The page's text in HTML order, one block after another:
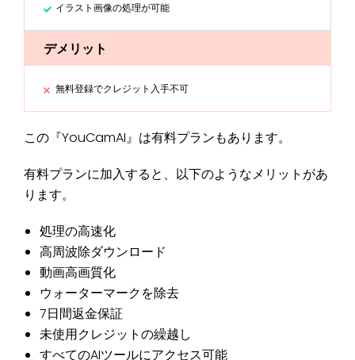
イラスト画像の処理が可能
デメリット
無料登録でクレジット入手不可
この『YouCamAI』は有料プランもあります。
有料プランに加入すると、以下のようなメリットがあ
ります。
処理の高速化
高周波除ダウンロード
動画高画質化
ウォーターマークを除去
7日間返金保証
未使用クレジットの繰越し
すべてのAIツールにアクセス可能